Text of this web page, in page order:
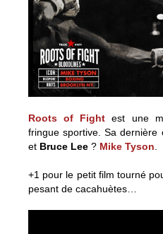
Roots of Fight est une
fringue sportive. Sa dernière
et Bruce Lee ? Mike Tyson.
+1 pour le petit film tourné
pesant de cacahuètes…